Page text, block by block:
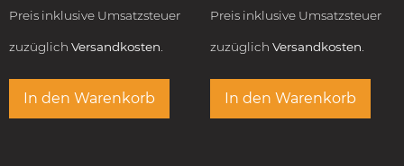
Preis inklusive Umsatzsteuer
zuzüglich Versandkosten.
In den Warenkorb
Preis inklusive Umsatzsteuer
zuzüglich Versandkosten.
In den Warenkorb